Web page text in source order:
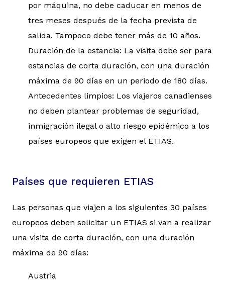
por máquina, no debe caducar en menos de
tres meses después de la fecha prevista de
salida. Tampoco debe tener más de 10 años.
Duración de la estancia: La visita debe ser para
estancias de corta duración, con una duración
máxima de 90 días en un periodo de 180 días.
Antecedentes limpios: Los viajeros canadienses
no deben plantear problemas de seguridad,
inmigración ilegal o alto riesgo epidémico a los
países europeos que exigen el ETIAS.
Países que requieren ETIAS
Las personas que viajen a los siguientes 30 países
europeos deben solicitar un ETIAS si van a realizar
una visita de corta duración, con una duración
máxima de 90 días:
Austria